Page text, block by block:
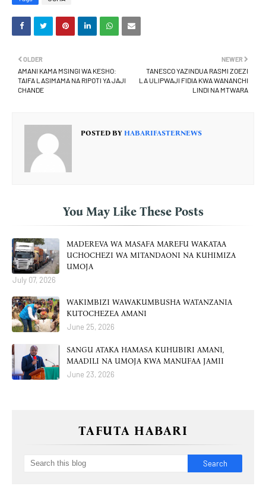
NEWER
TANESCO YAZINDUA RASMI ZOEZI
LA ULIPWAJI FIDIA KWA WANANCHI
LINDI NA MTWARA
OLDER
AMANI KAMA MSINGI WA KESHO:
TAIFA LASIMAMA NA RIPOTI YA JAJI
CHANDE
POSTED BY HABARIFASTERNEWS
You May Like These Posts
MADEREVA WA MASAFA MAREFU WAKATAA
UCHOCHEZI WA MITANDAONI NA KUHIMIZA
UMOJA
July 07, 2026
WAKIMBIZI WAWAKUMBUSHA WATANZANIA
KUTOCHEZEA AMANI
June 25, 2026
SANGU ATAKA HAMASA KUHUBIRI AMANI,
MAADILI NA UMOJA KWA MANUFAA JAMII
June 23, 2026
TAFUTA HABARI